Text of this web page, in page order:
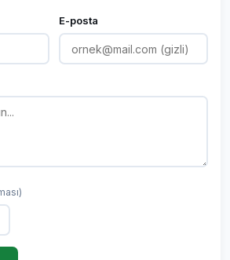
E-posta